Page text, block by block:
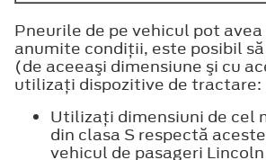
Pneurile de pe vehicul pot
anumite condiţii, este posibil
(de aceeaşi dimensiune şi cu
utilizaţi dispozitive de tractare:
Utilizaţi dimensiuni de cel
din clasa S respectă
vehicul de pasageri